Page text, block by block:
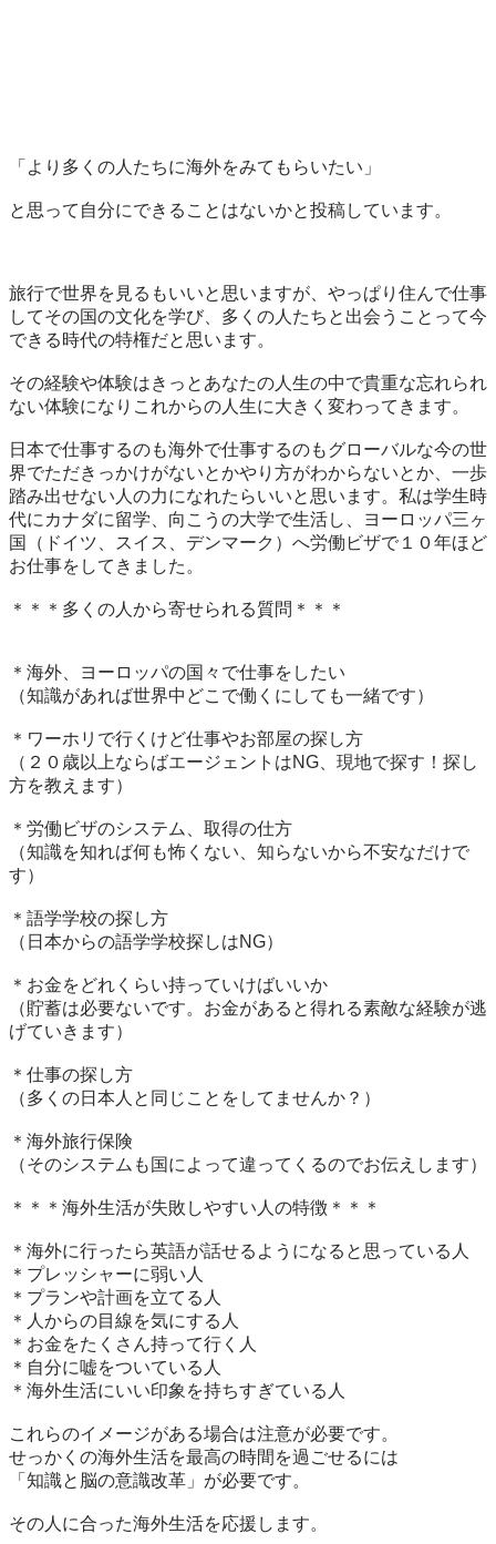
「より多くの人たちに海外をみてもらいたい」
と思って自分にできることはないかと投稿しています。
旅行で世界を見るもいいと思いますが、やっぱり住んで仕事
してその国の文化を学び、多くの人たちと出会うことって今
できる時代の特権だと思います。
その経験や体験はきっとあなたの人生の中で貴重な忘れられ
ない体験になりこれからの人生に大きく変わってきます。
日本で仕事するのも海外で仕事するのもグローバルな今の世
界でただきっかけがないとかやり方がわからないとか、一歩
踏み出せない人の力になれたらいいと思います。私は学生時
代にカナダに留学、向こうの大学で生活し、ヨーロッパ三ヶ
国（ドイツ、スイス、デンマーク）へ労働ビザで１０年ほど
お仕事をしてきました。
＊＊＊多くの人から寄せられる質問＊＊＊
＊海外、ヨーロッパの国々で仕事をしたい
（知識があれば世界中どこで働くにしても一緒です）
＊ワーホリで行くけど仕事やお部屋の探し方
（２０歳以上ならばエージェントはNG、現地で探す！探し
方を教えます）
＊労働ビザのシステム、取得の仕方
（知識を知れば何も怖くない、知らないから不安なだけで
す）
＊語学学校の探し方
（日本からの語学学校探しはNG）
＊お金をどれくらい持っていけばいいか
（貯蓄は必要ないです。お金があると得れる素敵な経験が逃
げていきます）
＊仕事の探し方
（多くの日本人と同じことをしてませんか？）
＊海外旅行保険
（そのシステムも国によって違ってくるのでお伝えします）
＊＊＊海外生活が失敗しやすい人の特徴＊＊＊
＊海外に行ったら英語が話せるようになると思っている人
＊プレッシャーに弱い人
＊プランや計画を立てる人
＊人からの目線を気にする人
＊お金をたくさん持って行く人
＊自分に嘘をついている人
＊海外生活にいい印象を持ちすぎている人
これらのイメージがある場合は注意が必要です。
せっかくの海外生活を最高の時間を過ごせるには
「知識と脳の意識改革」が必要です。
その人に合った海外生活を応援します。